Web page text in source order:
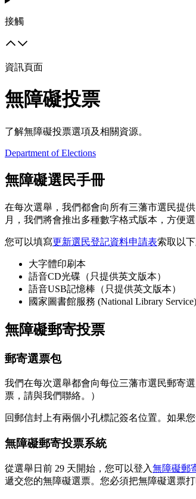
接觸
資訊頁面
無障礙投票
了解無障礙投票選項及相關資源。
Department of Elections
無障礙選民手冊
在每次選舉，我們都會向所有三藩市選民提
月，我們將會推出多種數字格式版本，方便選
您可以填寫更新選民登記資料申請表索取以
大字體印刷本
語音CD光碟（只提供英文版本）
語音USB記憶棒（只提供英文版本）
國家圖書館服務 (National Library
無障礙郵寄投票
郵寄選票包
我們在每次選舉都會向每位三藩市選民郵寄
票，請與我們聯絡。）
回郵信封上有兩個小孔標記簽名位置。如果
無障礙郵寄投票系統
從選舉日前 29 天開始，您可以登入無障礙郵
遞交您的無障礙選票。您必須把無障礙選票